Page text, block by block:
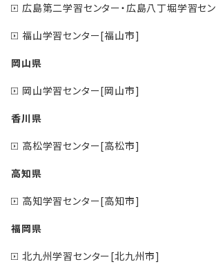
広島第二学習センター・広島八丁堀学習セ
福山学習センター[福山市]
岡山県
岡山学習センター[岡山市]
香川県
高松学習センター[高松市]
高知県
高知学習センター[高知市]
福岡県
北九州学習センター[北九州市]